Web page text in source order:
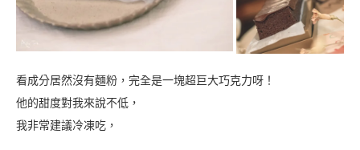
看成分居然沒有麵粉，完全是一塊超巨大巧克力呀！
他的甜度對我來說不低，
我非常建議冷凍吃，